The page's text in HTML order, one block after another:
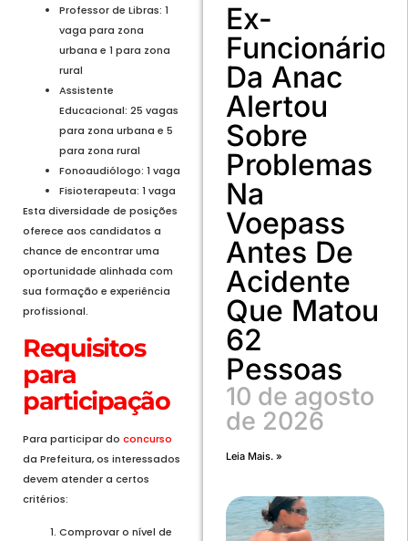
Professor de Libras: 1
vaga para zona
urbana e 1 para zona
rural
Assistente
Educacional: 25 vagas
para zona urbana e 5
para zona rural
Fonoaudiólogo: 1 vaga
Fisioterapeuta: 1 vaga
Esta diversidade de posições
oferece aos candidatos a
chance de encontrar uma
oportunidade alinhada com
sua formação e experiência
profissional.
Requisitos
para
participação
Para participar do concurso
da Prefeitura, os interessados
devem atender a certos
critérios:
Comprovar o nível de
Ex-
Funcionário
Da Anac
Alertou
Sobre
Problemas
Na
Voepass
Antes De
Acidente
Que Matou
62
Pessoas
10 de agosto
de 2026
Leia Mais. »